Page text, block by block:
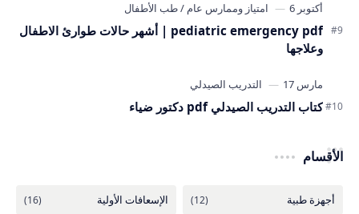
pediatric emergency pdf | أشهر حالات طوارئ الاطفال
وعلاجها
كتاب التدريب الصيدلي pdf دكتور ضياء
الأقسام